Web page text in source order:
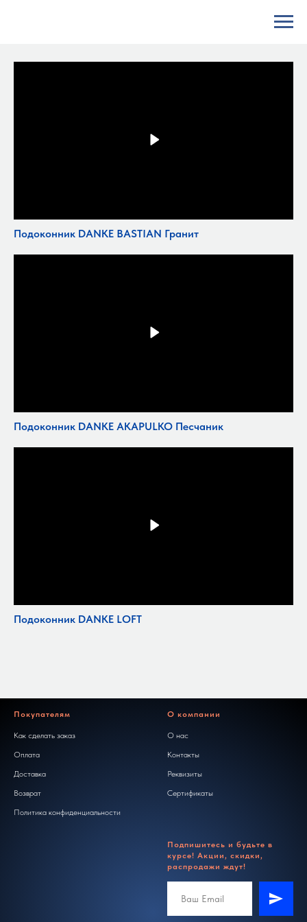
Подоконник DANKE BASTIAN Гранит
Подоконник DANKE AKAPULKO Песчаник
Подоконник DANKE LOFT
Покупателям
Как сделать заказ
Оплата
Доставка
Возврат
Политика конфиденциальности
О компании
О нас
Контакты
Реквизиты
Сертификаты
Подпишитесь и будьте в
курсе! Акции, скидки,
распродажи ждут!